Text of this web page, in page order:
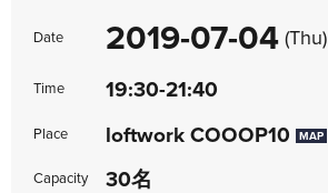
Date 2019-07-04 (Thu)
Time 19:30-21:40
Place loftwork COOOP10 MAP
Capacity 30名